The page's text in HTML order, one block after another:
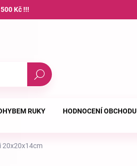
Kč !!!
Hledat
RUKY HODNOCENÍ OBCHODU
20x20x14cm